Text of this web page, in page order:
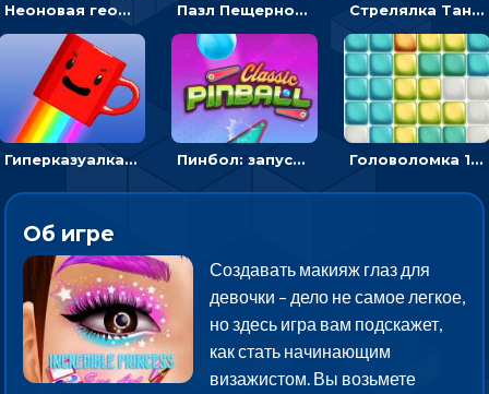
Неоновая геометрия: прыгай через препятствия и собирай шары Пазл Пещерного человека: сложи фрагменты и получи картинку Стрелялка Танковые войны: бить по танку врага, чтобы уничтожить зло
Гиперказуалка Летающая чашка кофе: двигаться и собирать кубики сахара Пинбол: запускать шарик, чтобы выбивать очки Головоломка 10х10
Об игре
Создавать макияж глаз для
девочки – дело не самое легкое,
но здесь игра вам подскажет,
как стать начинающим
визажистом. Вы возьмете